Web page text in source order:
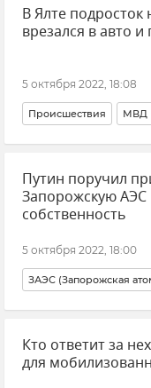
ВСУ (Вооруженные
В Ялте подросток
врезался в авто
5 октября 2022, 18:08
Происшествия МВД
Путин поручил
Запорожскую
собственность
5 октября 2022, 18:00
ЗАЭС (Запорожская
Новые регионы России
Кто ответит за
для